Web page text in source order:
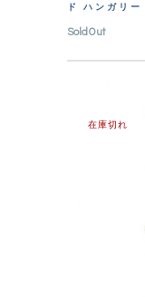
ド ハンガリ
SoldOut
在庫切れ